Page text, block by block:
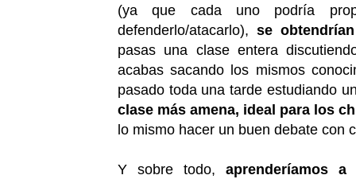
(ya que cada uno podría
defenderlo/atacarlo), se
pasas una clase entera
acabas sacando los mismos
pasado toda una tarde estudiando
clase más amena, ideal para los
lo mismo hacer un buen debate con
Y sobre todo,aprenderíamos